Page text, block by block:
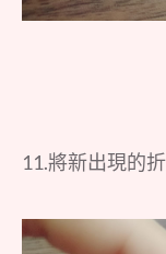
11.將新出現的